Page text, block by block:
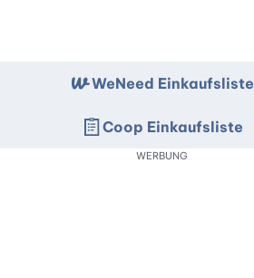
WeNeed Einkaufsliste
Coop Einkaufsliste
WERBUNG